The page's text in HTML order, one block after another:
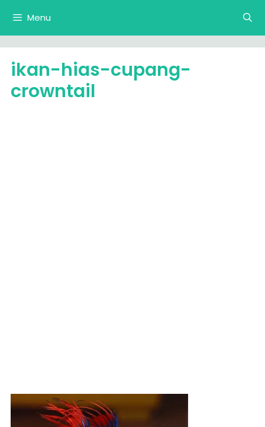
isi
Menu
ikan-hias-cupang-
crowntail